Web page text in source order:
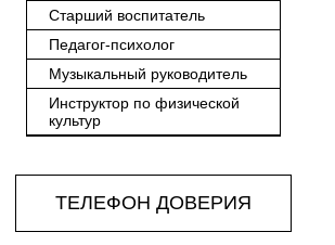
Старший воспитатель
Педагог-психолог
Музыкальный руководитель
Инструктор по физической
культур
ТЕЛЕФОН ДОВЕРИЯ